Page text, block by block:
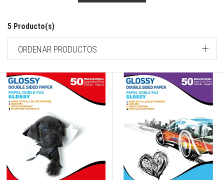
5 Producto(s)
ORDENAR PRODUCTOS